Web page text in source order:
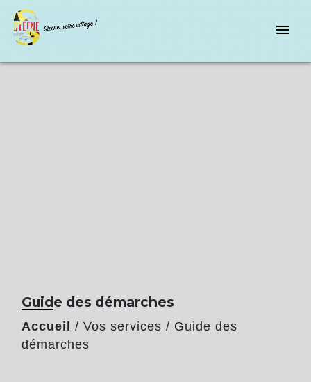
menu
Guide des démarches
Accueil / Vos services / Guide des
démarches